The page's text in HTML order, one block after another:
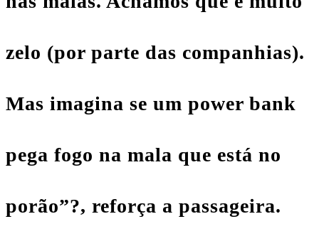
zelo (por parte das companhias).
Mas imagina se um power bank
pega fogo na mala que está no
porão”?, reforça a passageira.